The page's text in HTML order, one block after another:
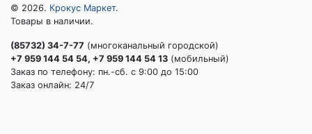
© 2026. Крокус Маркет.
Товары в наличии.
(85732) 34-7-77 (многоканальный городской)
+7 959 144 54 54, +7 959 144 54 13 (мобильный)
Заказ по телефону: пн.-сб. c 9:00 до 15:00
Заказ онлайн: 24/7